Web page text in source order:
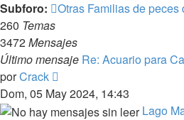
Subforo:
Otras Familias de peces
260 Temas
3472Mensajes
Último mensaje Re: Acuario para
porCrack
último
mensaje
Dom, 05 May 2024, 14:43
Lago